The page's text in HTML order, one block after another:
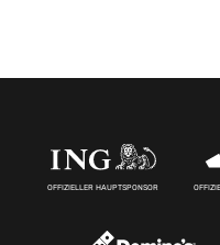
OFFIZIELLER HAUPTSPONSOR